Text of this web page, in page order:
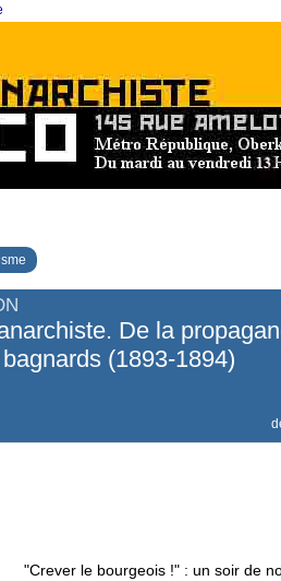
De la
(1893-1894)
"Crever le bourgeois !" : un soir de